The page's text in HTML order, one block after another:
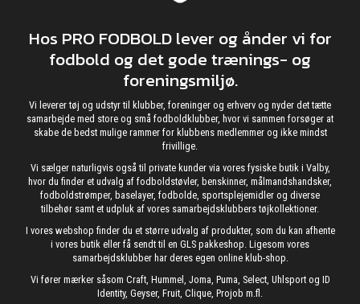
Hos PRO FODBOLD lever og ånder vi for
fodbold og det gode trænings- og
foreningsmiljø.
Vi leverer tøj og udstyr til klubber, foreninger og erhverv og nyder det tætte
samarbejde med store og små fodboldklubber, hvor vi sammen forsøger at
skabe de bedst mulige rammer for klubbens medlemmer og ikke mindst
frivillige.
Vi sælger naturligvis også til private kunder via vores fysiske butik i Valby,
hvor du finder et udvalg af fodboldstøvler, benskinner, målmandshandsker,
fodboldstrømper, baselayer, fodbolde, sportsplejemidler og diverse
tilbehør samt et udpluk af vores samarbejdsklubbers tøjkollektioner.
I vores webshop finder du et større udvalg af produkter, som du kan afhente
i vores butik eller få sendt til en GLS pakkeshop. Ligesom vores
samarbejdsklubber har deres egen online klub-shop.
Vi fører mærker såsom Craft, Hummel, Joma, Puma, Select, Uhlsport og ID
Identity, Geyser, Fruit, Clique, Projob m.fl.